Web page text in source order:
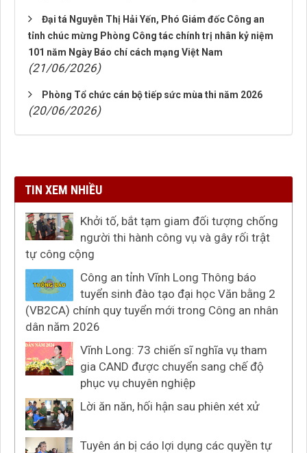
Đại tá Nguyễn Thị Hải Yến, Phó Giám đốc Công an
tỉnh chúc mừng Phòng Công tác chính trị nhân kỷ niệm
101 năm Ngày Báo chí cách mạng Việt Nam
(21/06/2026)
Phòng Tổ chức cán bộ tiếp sức mùa thi năm 2026
(20/06/2026)
TIN XEM NHIỀU
Khởi tố, bắt tạm giam đối tượng chống
người thi hành công vụ và gây rối trật
tự công cộng
Công an tỉnh Vĩnh Long Thông báo
tuyển sinh đào tạo đại học Văn bằng 2
(VB2CA) chính quy tuyển mới trong Công an nhân
dân năm 2026
Vĩnh Long: 73 chiến sĩ nghĩa vụ tham
gia CAND được chuyển sang chế độ
phục vụ chuyên nghiệp
Lời ăn năn, hối hận sau phiên xét xử
Tuyên án bị cáo lợi dụng các quyền tự